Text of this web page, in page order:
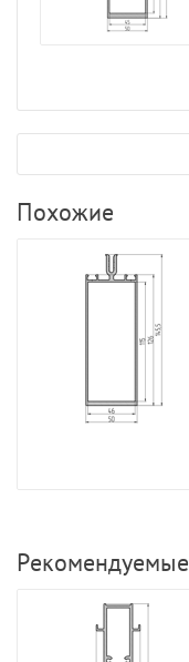
Похожие
Рекомендуемые